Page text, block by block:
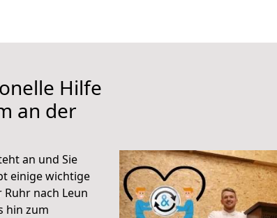
Hilfe
an der
an und Sie
einige wichtige
nach Leun
hin zum